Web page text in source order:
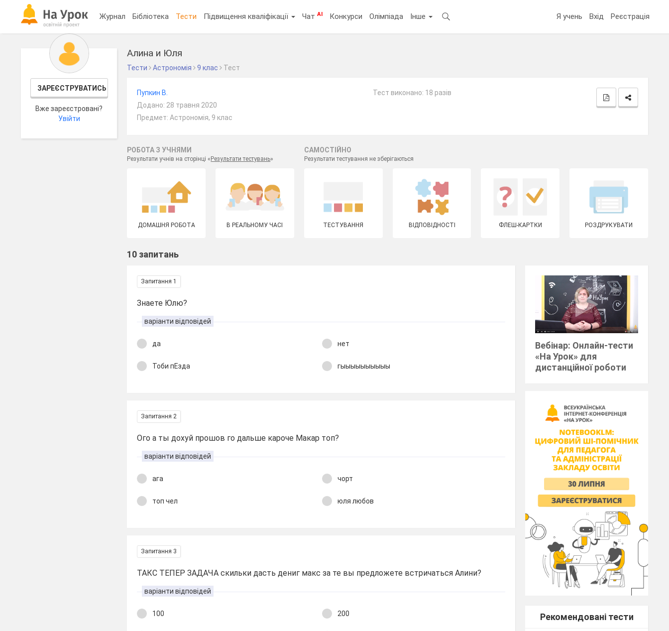
Журнал Бібліотека Тести Підвищення кваліфікації ЧатAI Конкурси Олімпіада Інше Я учень Вхід Реєстрація
ЗАРЕЄСТРУВАТИСЬ
Вже зареєстровані?
Увійти
Алина и Юля
Тести Астрономія 9 клас Тест
Пупкин В.
Додано: 28 травня 2020
Предмет: Астрономія, 9 клас
Тест виконано: 18 разів
РОБОТА З УЧНЯМИ
Результати учнів на сторінці « Результати тестувань»
САМОСТІЙНО
Результати тестування не зберігаються
ДОМАШНЯ РОБОТА В РЕАЛЬНОМУ ЧАСІ ТЕСТУВАННЯ ВІДПОВІДНОСТІ ФЛЕШ-КАРТКИ РОЗДРУКУВАТИ
10 запитань
Запитання 1
Знаете Юлю?
варіанти відповідей
да нет
Тоби пЕзда гыыыыыыыыыы
Запитання 2
Ого а ты дохуй прошов го дальше кароче Макар топ?
варіанти відповідей
ага чорт
топ чел юля любов
Запитання 3
ТАКС ТЕПЕР ЗАДАЧА скильки дасть дениг макс за те вы предложете встричаться Алини?
варіанти відповідей
100 200
Вебінар: Онлайн-тести
«На Урок» для
дистанційної роботи
Рекомендовані тести